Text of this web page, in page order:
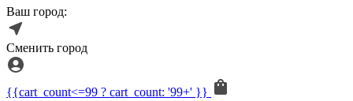
Ваш город:
Сменить город
{{cart_count<=99 ? cart_count: '99+' }}